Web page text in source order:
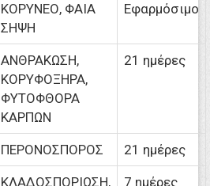
ΚΟΡΥΝΕΟ, ΦΑΙΑ
ΣΗΨΗ
Εφαρμόσιμο
ΑΝΘΡΑΚΩΣΗ,
ΚΟΡΥΦΟΞΗΡΑ,
ΦΥΤΟΦΘΟΡΑ
ΚΑΡΠΩΝ
21 ημέρες
ΠΕΡΟΝΟΣΠΟΡΟΣ 21 ημέρες
ΚΛΑΔΟΣΠΟΡΙΩΣΗ, 7 ημέρες